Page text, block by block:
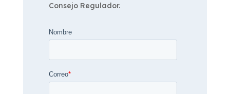
Consejo Regulador.